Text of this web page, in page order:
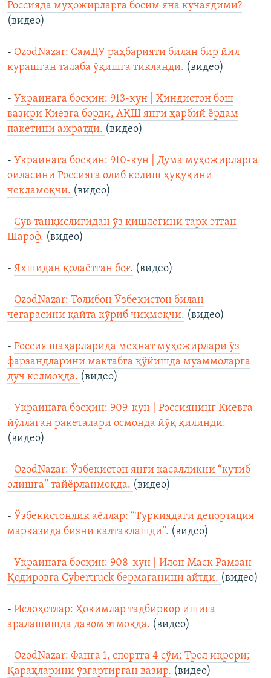
Россияда муҳожирларга босим яна кучаядими?
(видео)
- OzodNazar: СамДУ раҳбарияти билан бир йил
курашган талаба ўқишга тикланди. (видео)
- Украинага босқин: 913-кун | Ҳиндистон бош
вазири Киевга борди, АҚШ янги ҳарбий ёрдам
пакетини ажратди. (видео)
- Украинага босқин: 910-кун | Дума муҳожирларга
оиласини Россияга олиб келиш ҳуқуқини
чекламоқчи. (видео)
- Сув танқислигидан ўз қишлоғини тарк этган
Шароф. (видео)
- Яхшидан қолаётган боғ. (видео)
- OzodNazar: Толибон Ўзбекистон билан
чегарасини қайта кўриб чиқмоқчи. (видео)
- Россия шаҳарларида меҳнат муҳожирлари ўз
фарзандларини мактабга қўйишда муаммоларга
дуч келмоқда. (видео)
- Украинага босқин: 909-кун | Россиянинг Киевга
йўллаган ракеталари осмонда йўқ қилинди.
(видео)
- OzodNazar: Ўзбекистон янги касалликни “кутиб
олишга” тайёрланмоқда. (видео)
- Ўзбекистонлик аёллар: “Туркиядаги депортация
марказида бизни калтаклашди”. (видео)
- Украинага босқин: 908-кун | Илон Маск Рамзан
Қодировга Cybertruck бермаганини айтди. (видео)
- Ислоҳотлар: Ҳокимлар тадбиркор ишига
аралашишда давом этмоқда. (видео)
- OzodNazar: Фанга 1, спортга 4 сўм; Трол иқрори;
Қараҳларини ўзгартирган вазир. (видео)